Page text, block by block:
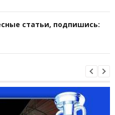
статьи, подпишись: